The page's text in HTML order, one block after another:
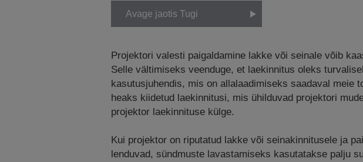
Avage jaotis Tugi
Projektori valesti paigaldamine lakke või seinale võib
Selle vältimiseks veenduge, et laekinnitus oleks
kasutusjuhendis, mis on allalaadimiseks saadaval meie
heaks kiidetud laekinnitusi, mis ühilduvad projektori
projektor laekinnituse külge.
Kui projektor on riputatud lakke või seinakinnitusele ja
lenduvad, sündmuste lavastamiseks kasutatakse palju